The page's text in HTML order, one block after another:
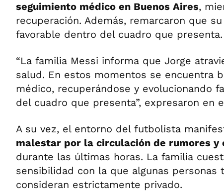
seguimiento médico en Buenos Aires,
recuperación. Además, remarcaron que
favorable dentro del cuadro que presenta.
“La familia Messi informa que Jorge
salud. En estos momentos se encuentra
médico, recuperándose y evolucionando
del cuadro que presenta”, expresaron en
A su vez, el entorno del futbolista
malestar por la circulación de rumores y
durante las últimas horas. La familia
sensibilidad con la que algunas personas
consideran estrictamente privado.